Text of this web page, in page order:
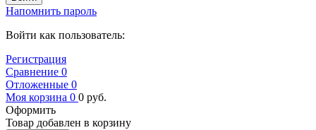
Напомнить пароль
Войти как пользователь:
Регистрация
Сравнение 0
Отложенные 0
Моя корзина 0 0 руб.
Оформить
Товар добавлен в корзину